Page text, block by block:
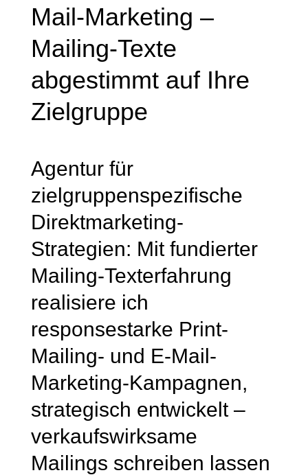
Mail-Marketing –
Mailing-Texte
abgestimmt auf Ihre
Zielgruppe
Agentur für
zielgruppenspezifische
Direktmarketing-
Strategien: Mit fundierter
Mailing-Texterfahrung
realisiere ich
responsestarke Print-
Mailing- und E-Mail-
Marketing-Kampagnen,
strategisch entwickelt –
verkaufswirksame
Mailings schreiben lassen